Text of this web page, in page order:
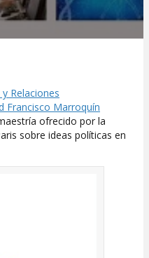
Relaciones
Francisco Marroquín
ofrecido por la
sobre ideas políticas en